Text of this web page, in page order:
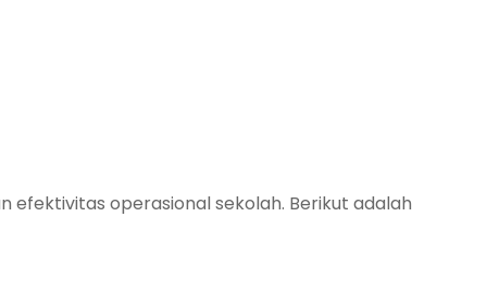
efektivitas operasional sekolah. Berikut adalah